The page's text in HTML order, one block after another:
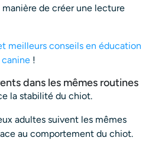
manière de créer une lecture
meilleurs conseils en éducation
canine!
dans les mêmes routines
la stabilité du chiot.
adultes suivent les mêmes
au comportement du chiot.